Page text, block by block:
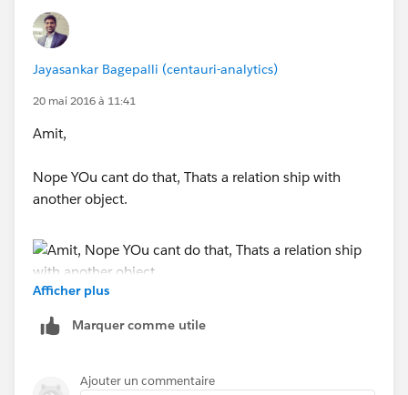
Geetha
Jayasankar Bagepalli (centauri-analytics)
20 mai 2016 à 11:41
Amit,
Nope YOu cant do that, Thats a relation ship with
another object.
Peace,
Afficher plus
Marquer comme utile
Ajouter un commentaire